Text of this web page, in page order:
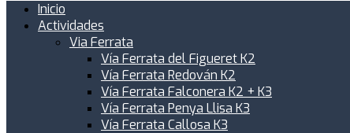
Inicio
Actividades
Via Ferrata
Vía Ferrata del Figueret K2
Vía Ferrata Redován K2
Vía Ferrata Falconera K2 + K3
Vía Ferrata Penya Llisa K3
Vía Ferrata Callosa K3